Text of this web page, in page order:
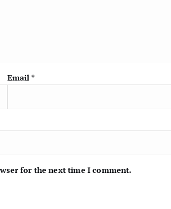
Email *
for the next time I comment.